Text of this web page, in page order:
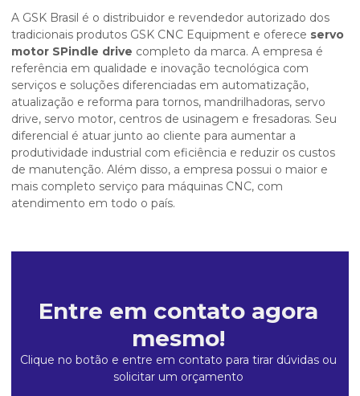
A GSK Brasil é o distribuidor e revendedor autorizado dos
tradicionais produtos GSK CNC Equipment e oferece servo
motor SPindle drive completo da marca. A empresa é
referência em qualidade e inovação tecnológica com
serviços e soluções diferenciadas em automatização,
atualização e reforma para tornos, mandrilhadoras, servo
drive, servo motor, centros de usinagem e fresadoras. Seu
diferencial é atuar junto ao cliente para aumentar a
produtividade industrial com eficiência e reduzir os custos
de manutenção. Além disso, a empresa possui o maior e
mais completo serviço para máquinas CNC, com
atendimento em todo o país.
Entre em contato agora
mesmo!
Clique no botão e entre em contato para tirar dúvidas ou
solicitar um orçamento